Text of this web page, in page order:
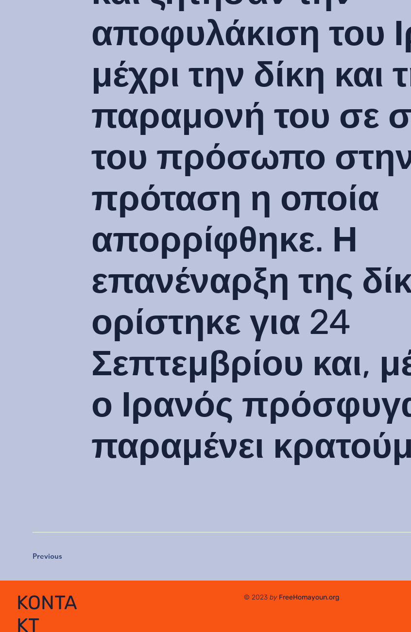
αποφυλάκιση του
μέχρι την δίκη και
παραμονή του σε
του πρόσωπο
πρόταση η οποία
απορρίφθηκε. Η
επανέναρξη της
ορίστηκε για 24
Σεπτεμβρίου και,
ο Ιρανός
παραμένει
Previous
KONTA
KT
© 2023by FreeHomayoun.org